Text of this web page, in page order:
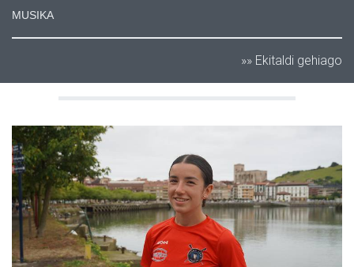
MUSIKA
»» Ekitaldi gehiago